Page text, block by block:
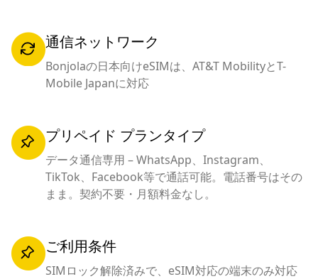
通信ネットワーク
Bonjolaの日本向けeSIMは、AT&T MobilityとT-
Mobile Japanに対応
プリペイド プランタイプ
データ通信専用 – WhatsApp、Instagram、
TikTok、Facebook等で通話可能。電話番号はその
まま。契約不要・月額料金なし。
ご利用条件
SIMロック解除済みで、eSIM対応の端末のみ対応